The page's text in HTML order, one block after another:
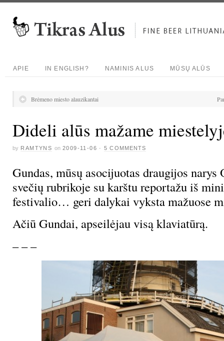
APIE IN ENGLISH? NAMINIS ALUS MŪSŲ ALŪS
Brėmeno miesto alauzikantai
Dideli alūs mažame
by RAMTYNS on 2009-11-06 ·5 COMMENTS
Gundas, mūsų asocijuotas draugijos
svečių rubrikoje su karštu reportažu iš
festivalio… geri dalykai vyksta mažuose
Ačiū Gundai, apseilėjau visą klaviatūrą.
– – –